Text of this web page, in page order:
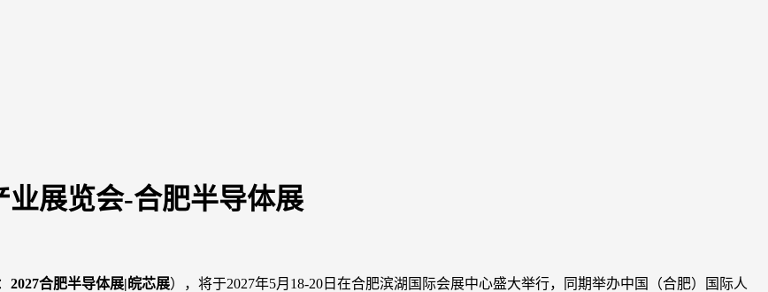
业展览会-合肥半导体展
2027合肥半导体展|皖芯展），将于2027年5月18-20日在合肥滨湖国际会展中心盛大举行，同期举办中国（合肥）国际人